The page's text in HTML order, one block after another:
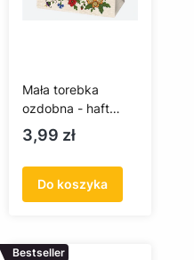
Mała torebka
ozdobna - haft
kociewski
Cena
3,99 zł
Do koszyka
Bestseller